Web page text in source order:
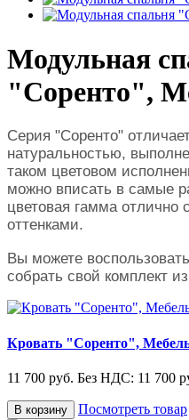
Модульная
"Соренто",
Серия "Соренто"
натуральностью,
таком цветовом
можно вписать в самые
цветовая гамма отлично
оттенками.
Вы можете
собрать свой комплект
Кровать "Соренто",
11 700 руб. Без НДС: 11 700
В корзину Посмотреть товар